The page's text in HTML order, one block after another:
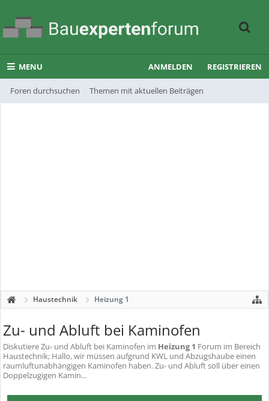
MENU
Foren durchsuchen Themen mit aktuellen Beiträgen
ANMELDEN REGISTRIEREN
Haustechnik Heizung 1
Zu- und Abluft bei Kaminofen
DiskutiereZu- und Abluft bei Kaminofen im Heizung 1 Forum im Bereich
Haustechnik; Hallo, wir müssen aufgrund KWL und Abzugshaube einen
raumluftunabhängigen Kaminofen haben. Zu- und Abluft soll über einen
Doppelzugigen Kamin...